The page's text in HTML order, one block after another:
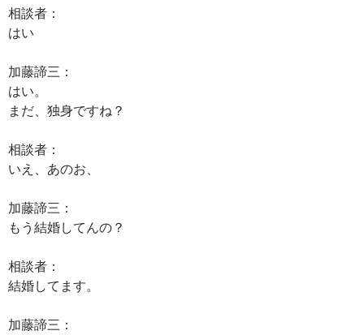
相談者：
はい
加藤諦三：
はい。
まだ、独身ですね？
相談者：
いえ、あのお、
加藤諦三：
もう結婚してんの？
相談者：
結婚してます。
加藤諦三：